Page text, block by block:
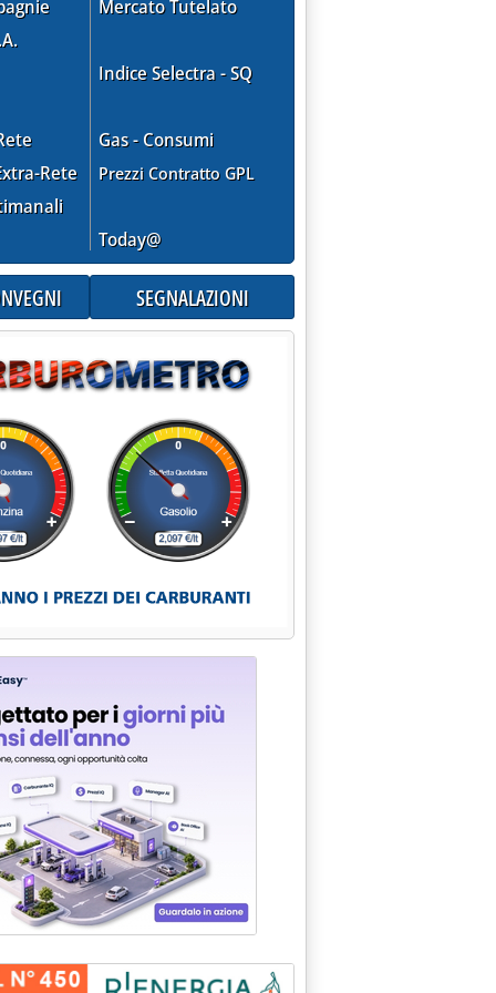
Rete
Mercato Tutelato
Indice Selectra - SQ
Gas - Consumi
Prezzi Contratto GPL
Today@
SEGNALAZIONI